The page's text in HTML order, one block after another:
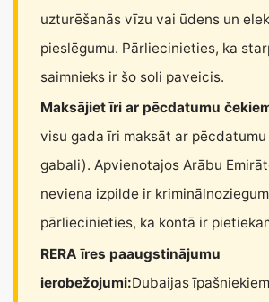
uzturēšanās vīzu vai ūdens un
pieslēgumu. Pārliecinieties, ka
saimnieks ir šo soli paveicis.
Maksājiet īri ar pēcdatumu
visu gada īri maksāt ar pēcdatumu
gabali). Apvienotajos Arābu
neviena izpilde ir
pārliecinieties, ka kontā ir
RERA īres paaugstinājumu
ierobežojumi:Dubaijas